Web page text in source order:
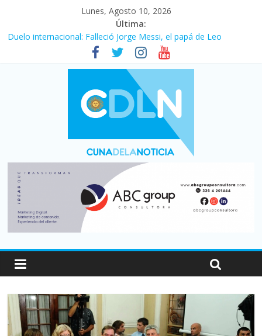
Lunes, Agosto 10, 2026
Última:
Duelo internacional: Falleció Jorge Messi, el papá de Leo
El consumo sigue frenado: las ventas minoristas cayeron 3,8 en
julio y acumulan siete meses en baja
Newell’s cayó 2 a 1 ante Defensa y Justicia en Florencio Varela
por la cuarta fecha del Clausura
El agro argentino logró un récord histórico de exportaciones en
el primer semestre de 2026
La construcción cayó 4,1% en junio y registró su cuarta baja del